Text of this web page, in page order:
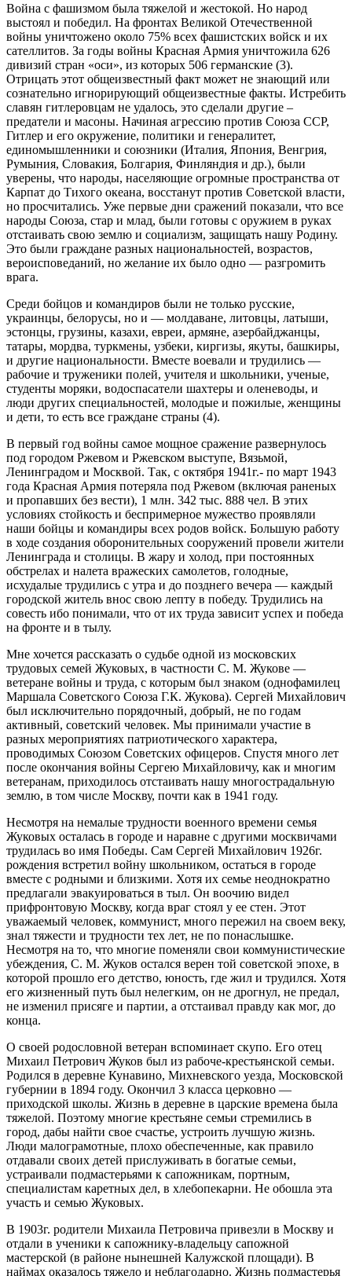
Война с фашизмом была тяжелой и жестокой. Но народ
выстоял и победил. На фронтах Великой Отечественной
войны уничтожено около 75% всех фашистских войск и их
сателлитов. За годы войны Красная Армия уничтожила 626
дивизий стран «оси», из которых 506 германские (3).
Отрицать этот общеизвестный факт может не знающий или
сознательно игнорирующий общеизвестные факты. Истребить
славян гитлеровцам не удалось, это сделали другие –
предатели и масоны. Начиная агрессию против Союза ССР,
Гитлер и его окружение, политики и генералитет,
единомышленники и союзники (Италия, Япония, Венгрия,
Румыния, Словакия, Болгария, Финляндия и др.), были
уверены, что народы, населяющие огромные пространства от
Карпат до Тихого океана, восстанут против Советской власти,
но просчитались. Уже первые дни сражений показали, что все
народы Союза, стар и млад, были готовы с оружием в руках
отстаивать свою землю и социализм, защищать нашу Родину.
Это были граждане разных национальностей, возрастов,
вероисповеданий, но желание их было одно — разгромить
врага.
Среди бойцов и командиров были не только русские,
украинцы, белорусы, но и — молдаване, литовцы, латыши,
эстонцы, грузины, казахи, евреи, армяне, азербайджанцы,
татары, мордва, туркмены, узбеки, киргизы, якуты, башкиры,
и другие национальности. Вместе воевали и трудились —
рабочие и труженики полей, учителя и школьники, ученые,
студенты моряки, водоспасатели шахтеры и оленеводы, и
люди других специальностей, молодые и пожилые, женщины
и дети, то есть все граждане страны (4).
В первый год войны самое мощное сражение развернулось
под городом Ржевом и Ржевском выступе, Вязьмой,
Ленинградом и Москвой. Так, с октября 1941г.- по март 1943
года Красная Армия потеряла под Ржевом (включая раненых
и пропавших без вести), 1 млн. 342 тыс. 888 чел. В этих
условиях стойкость и беспримерное мужество проявляли
наши бойцы и командиры всех родов войск. Большую работу
в ходе создания оборонительных сооружений провели жители
Ленинграда и столицы. В жару и холод, при постоянных
обстрелах и налета вражеских самолетов, голодные,
исхудалые трудились с утра и до позднего вечера — каждый
городской житель внос свою лепту в победу. Трудились на
совесть ибо понимали, что от их труда зависит успех и победа
на фронте и в тылу.
Мне хочется рассказать о судьбе одной из московских
трудовых семей Жуковых, в частности С. М. Жукове —
ветеране войны и труда, с которым был знаком (однофамилец
Маршала Советского Союза Г.К. Жукова). Сергей Михайлович
был исключительно порядочный, добрый, не по годам
активный, советский человек. Мы принимали участие в
разных мероприятиях патриотического характера,
проводимых Союзом Советских офицеров. Спустя много лет
после окончания войны Сергею Михайловичу, как и многим
ветеранам, приходилось отстаивать нашу многострадальную
землю, в том числе Москву, почти как в 1941 году.
Несмотря на немалые трудности военного времени семья
Жуковых осталась в городе и наравне с другими москвичами
трудилась во имя Победы. Сам Сергей Михайлович 1926г.
рождения встретил войну школьником, остаться в городе
вместе с родными и близкими. Хотя их семье неоднократно
предлагали эвакуироваться в тыл. Он воочию видел
прифронтовую Москву, когда враг стоял у ее стен. Этот
уважаемый человек, коммунист, много пережил на своем веку,
знал тяжести и трудности тех лет, не по понаслышке.
Несмотря на то, что многие поменяли свои коммунистические
убеждения, С. М. Жуков остался верен той советской эпохе, в
которой прошло его детство, юность, где жил и трудился. Хотя
его жизненный путь был нелегким, он не дрогнул, не предал,
не изменил присяге и партии, а отстаивал правду как мог, до
конца.
О своей родословной ветеран вспоминает скупо. Его отец
Михаил Петрович Жуков был из рабоче-крестьянской семьи.
Родился в деревне Кунавино, Михневского уезда, Московской
губернии в 1894 году. Окончил 3 класса церковно —
приходской школы. Жизнь в деревне в царские времена была
тяжелой. Поэтому многие крестьяне семьи стремились в
город, дабы найти свое счастье, устроить лучшую жизнь.
Люди малограмотные, плохо обеспеченные, как правило
отдавали своих детей прислуживать в богатые семьи,
устраивали подмастерьями к сапожникам, портным,
специалистам каретных дел, в хлебопекарни. Не обошла эта
участь и семью Жуковых.
В 1903г. родители Михаила Петровича привезли в Москву и
отдали в ученики к сапожнику-владельцу сапожной
мастерской (в районе нынешней Калужской площади). В
наймах оказалось тяжело и неблагодарно. Жизнь подмастерья